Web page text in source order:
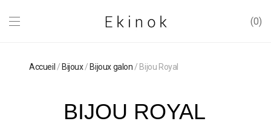
0
Accueil / Bijoux/ Bijoux galon/ Bijou Royal
BIJOU ROYAL